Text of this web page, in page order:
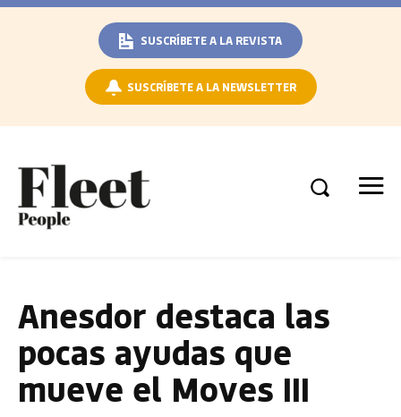
SUSCRÍBETE A LA REVISTA
SUSCRÍBETE A LA NEWSLETTER
Anesdor destaca las
pocas ayudas que
mueve el Moves III